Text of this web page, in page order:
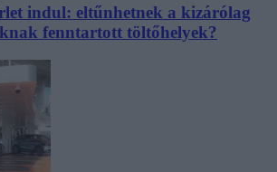
indul: eltűnhetnek a kizárólag
fenntartott töltőhelyek?